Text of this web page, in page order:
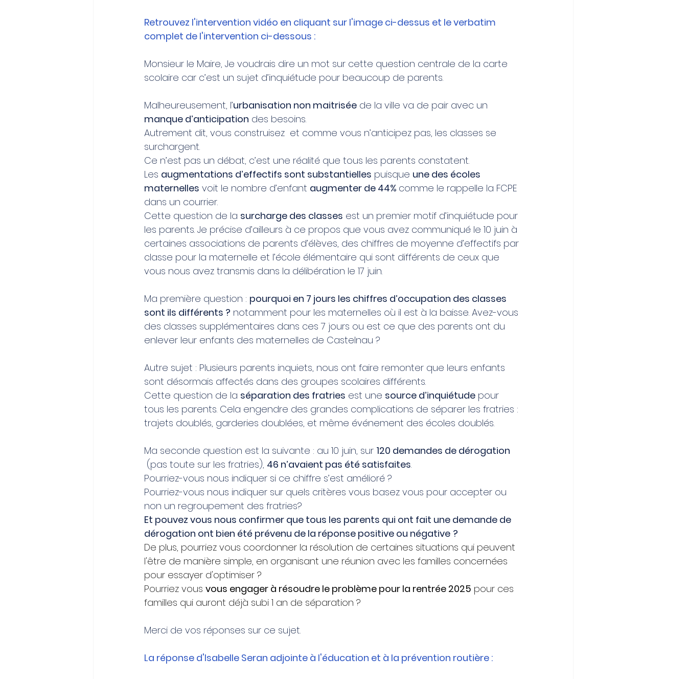
Retrouvez l'intervention vidéo en cliquant sur l'image ci-dessus et le verbatim
complet de l'intervention ci-dessous :
Monsieur le Maire, Je voudrais dire un mot sur cette question centrale de la carte
scolaire car c’est un sujet d’inquiétude pour beaucoup de parents.
Malheureusement, l’urbanisation non maitrisée de la ville va de pair avec un
manque d’anticipation des besoins.
Autrement dit, vous construisez  et comme vous n’anticipez pas, les classes se
surchargent.
Ce n’est pas un débat, c’est une réalité que tous les parents constatent.
Les augmentations d’effectifs sont substantielles puisque une des écoles
maternelles voit le nombre d’enfant augmenter de 44% comme le rappelle la FCPE
dans un courrier.
Cette question de la surcharge des classes est un premier motif d’inquiétude pour
les parents. Je précise d’ailleurs à ce propos que vous avez communiqué le 10 juin à
certaines associations de parents d’élèves, des chiffres de moyenne d’effectifs par
classe pour la maternelle et l’école élémentaire qui sont différents de ceux que
vous nous avez transmis dans la délibération le 17 juin.
Ma première question : pourquoi en 7 jours les chiffres d’occupation des classes
sont ils différents ? notamment pour les maternelles où il est à la baisse. Avez-vous
des classes supplémentaires dans ces 7 jours ou est ce que des parents ont du
enlever leur enfants des maternelles de Castelnau ?
Autre sujet : Plusieurs parents inquiets, nous ont faire remonter que leurs enfants
sont désormais affectés dans des groupes scolaires différents.
Cette question de la séparation des fratries est une source d’inquiétude pour
tous les parents. Cela engendre des grandes complications de séparer les fratries :
trajets doublés, garderies doublées, et même événement des écoles doublés.
Ma seconde question est la suivante : au 10 juin, sur 120 demandes de dérogation
(pas toute sur les fratries), 46 n’avaient pas été satisfaites.
Pourriez-vous nous indiquer si ce chiffre s’est amélioré ?
Pourriez-vous nous indiquer sur quels critères vous basez vous pour accepter ou
non un regroupement des fratries?
Et pouvez vous nous confirmer que tous les parents qui ont fait une demande de
dérogation ont bien été prévenu de la réponse positive ou négative ?
De plus, pourriez vous coordonner la résolution de certaines situations qui peuvent
l'être de manière simple, en organisant une réunion avec les familles concernées
pour essayer d'optimiser ?
Pourriez vous vous engager à résoudre le problème pour la rentrée 2025 pour ces
familles qui auront déjà subi 1 an de séparation ?
Merci de vos réponses sur ce sujet.
La réponse d'Isabelle Seran adjointe à l'éducation et à la prévention routière :